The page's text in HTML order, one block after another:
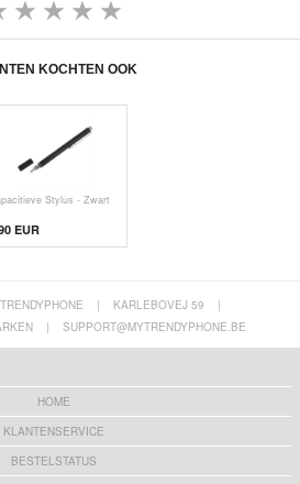
KOCHTEN OOK
Stylus - Zwart
EUR
| KARLEBOVEJ 59
|
| SUPPORT@MYTRENDYPHONE.BE
HOME
KLANTENSERVICE
BESTELSTATUS